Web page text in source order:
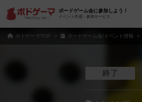
ボードゲーム会に参加しよう！
イベント作成・参加サービス
ボドゲーマTOP ボードゲーム会/イベント情報
終了